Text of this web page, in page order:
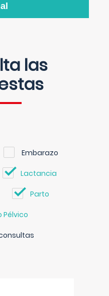
las
Embarazo
Lactancia
Parto
Pélvico